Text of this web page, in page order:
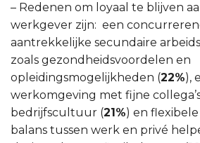
– Redenen om loyaal te blijven
werkgever zijn: een
aantrekkelijke secundaire
zoals gezondheidsvoordelen en
opleidingsmogelijkheden (22%),
werkomgeving met fijne
bedrijfscultuur (21%) en
balans tussen werk en privé